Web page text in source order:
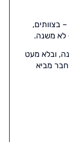
בצוותים,
ובלא מעט
מביא